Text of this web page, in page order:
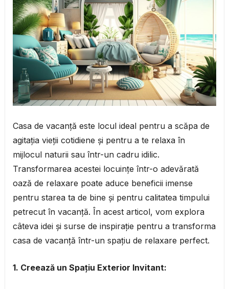
Casa de vacanță este locul ideal pentru a scăpa de
agitația vieții cotidiene și pentru a te relaxa în
mijlocul naturii sau într-un cadru idilic.
Transformarea acestei locuințe într-o adevărată
oază de relaxare poate aduce beneficii imense
pentru starea ta de bine și pentru calitatea timpului
petrecut în vacanță. În acest articol, vom explora
câteva idei și surse de inspirație pentru a transforma
casa de vacanță într-un spațiu de relaxare perfect.
1. Creează un Spațiu Exterior Invitant: